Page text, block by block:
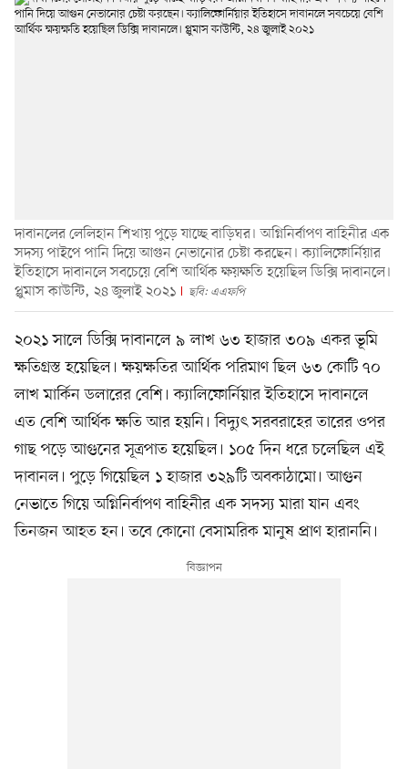
দাবানলের লেলিহান শিখায় পুড়ে যাচ্ছে বাড়িঘর। অগ্নিনির্বাপণ বাহিনীর এক
সদস্য পাইপে পানি দিয়ে আগুন নেভানোর চেষ্টা করছেন। ক্যালিফোর্নিয়ার
ইতিহাসে দাবানলে সবচেয়ে বেশি আর্থিক ক্ষয়ক্ষতি হয়েছিল ডিক্সি দাবানলে।
প্লুমাস কাউন্টি, ২৪ জুলাই ২০২১
ছবি: এএফপি
২০২১ সালে ডিক্সি দাবানলে ৯ লাখ ৬৩ হাজার ৩০৯ একর ভূমি
ক্ষতিগ্রস্ত হয়েছিল। ক্ষয়ক্ষতির আর্থিক পরিমাণ ছিল ৬৩ কোটি ৭০
লাখ মার্কিন ডলারের বেশি। ক্যালিফোর্নিয়ার ইতিহাসে দাবানলে
এত বেশি আর্থিক ক্ষতি আর হয়নি। বিদ্যুৎ সরবরাহের তারের ওপর
গাছ পড়ে আগুনের সূত্রপাত হয়েছিল। ১০৫ দিন ধরে চলেছিল এই
দাবানল। পুড়ে গিয়েছিল ১ হাজার ৩২৯টি অবকাঠামো। আগুন
নেভাতে গিয়ে অগ্নিনির্বাপণ বাহিনীর এক সদস্য মারা যান এবং
তিনজন আহত হন। তবে কোনো বেসামরিক মানুষ প্রাণ হারাননি।